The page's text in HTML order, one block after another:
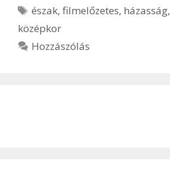
Címkék
észak,filmelőzetes, házasság,
középkor
Hozzászólás